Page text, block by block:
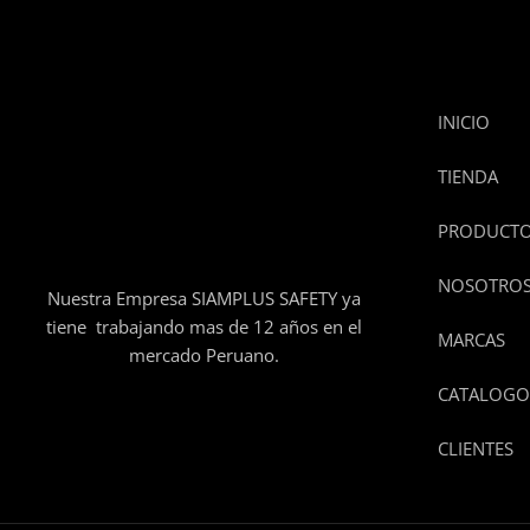
Nuestra Empresa SIAMPLUS SAFETY ya
tiene trabajando mas de 12 años en el
mercado Peruano.
INICIO
TIENDA
MARCAS
CATALOGO
CLIENTES